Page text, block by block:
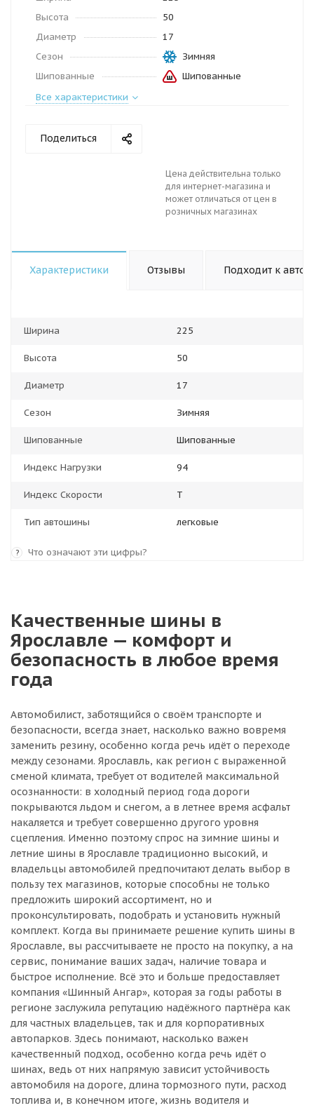
Высота
50
Диаметр
17
Сезон
Зимняя
Шипованные
Шипованные
Все характеристики
Поделиться
Цена действительна только
для интернет-магазина и
может отличаться от цен в
розничных магазинах
Характеристики Отзывы Подходит к авто
Ширина 225
Высота 50
Диаметр 17
Сезон Зимняя
Шипованные Шипованные
Индекс Нагрузки 94
Индекс Скорости T
Тип автошины легковые
? Что означают эти цифры?
Качественные шины в
Ярославле — комфорт и
безопасность в любое время
года
Автомобилист, заботящийся о своём транспорте и
безопасности, всегда знает, насколько важно вовремя
заменить резину, особенно когда речь идёт о переходе
между сезонами. Ярославль, как регион с выраженной
сменой климата, требует от водителей максимальной
осознанности: в холодный период года дороги
покрываются льдом и снегом, а в летнее время асфальт
накаляется и требует совершенно другого уровня
сцепления. Именно поэтому спрос на зимние шины и
летние шины в Ярославле традиционно высокий, и
владельцы автомобилей предпочитают делать выбор в
пользу тех магазинов, которые способны не только
предложить широкий ассортимент, но и
проконсультировать, подобрать и установить нужный
комплект. Когда вы принимаете решение купить шины в
Ярославле, вы рассчитываете не просто на покупку, а на
сервис, понимание ваших задач, наличие товара и
быстрое исполнение. Всё это и больше предоставляет
компания «Шинный Ангар», которая за годы работы в
регионе заслужила репутацию надёжного партнёра как
для частных владельцев, так и для корпоративных
автопарков. Здесь понимают, насколько важен
качественный подход, особенно когда речь идёт о
шинах, ведь от них напрямую зависит устойчивость
автомобиля на дороге, длина тормозного пути, расход
топлива и, в конечном итоге, жизнь водителя и